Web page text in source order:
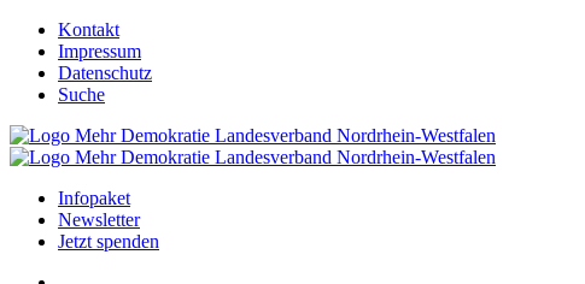
Kontakt
Impressum
Datenschutz
Suche
Infopaket
Newsletter
Jetzt spenden